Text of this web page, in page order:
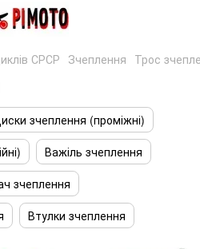
СРСР Зчеплення Трос
зчеплення (проміжні)
Важіль зчеплення
зчеплення
Втулки зчеплення